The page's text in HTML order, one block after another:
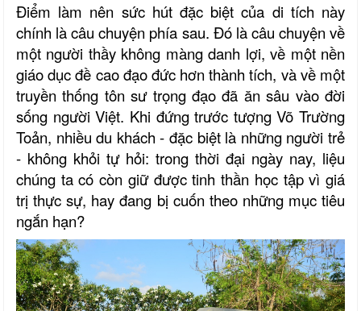
Điểm làm nên sức hút đặc biệt của di tích này
chính là câu chuyện phía sau. Đó là câu chuyện về
một người thầy không màng danh lợi, về một nền
giáo dục đề cao đạo đức hơn thành tích, và về một
truyền thống tôn sư trọng đạo đã ăn sâu vào đời
sống người Việt. Khi đứng trước tượng Võ Trường
Toản, nhiều du khách - đặc biệt là những người trẻ
- không khỏi tự hỏi: trong thời đại ngày nay, liệu
chúng ta có còn giữ được tinh thần học tập vì giá
trị thực sự, hay đang bị cuốn theo những mục tiêu
ngắn hạn?